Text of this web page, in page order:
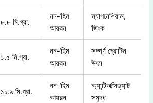
৮.৮ মি.গ্রা.
নন-হিম
আয়রন
ম্যাগনেশিয়াম,
জিংক
১.৫ মি.গ্রা.
নন-হিম
আয়রন
সম্পূর্ণ প্রোটিন
উৎস
১১.৯ মি.গ্রা.
নন-হিম
আয়রন
অ্যান্টিঅক্সিড্যান্ট
সমৃদ্ধ